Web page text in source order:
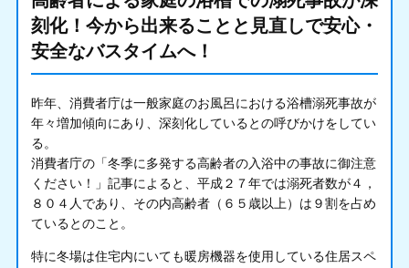
刻化！今から出来ることと見直しで安心・
安全なバスタイムへ！
昨年、消費者庁は一般家庭のお風呂における浴槽溺死事故が
年々増加傾向にあり、深刻化しているとの呼びかけをしてい
る。
消費者庁の「冬季に多発する高齢者の入浴中の事故に御注意
ください！」記事によると、平成２７年では溺死者数が４，
８０４人であり、その内高齢者（６５歳以上）は９割を占め
ているとのこと。
特に冬場は住宅内にいても暖房機器を使用している住居スペ